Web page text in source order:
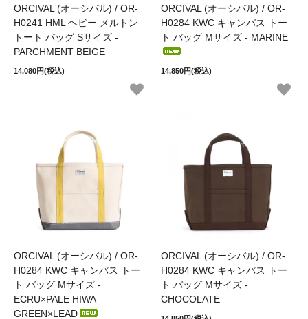
ORCIVAL (オーシバル) / OR-
H0241 HML ヘビー メルトン
トート バッグ Sサイズ -
PARCHMENT BEIGE
14,080円(税込)
ORCIVAL (オーシバル) / OR-
H0284 KWC キャンバス トー
ト バッグ Mサイズ - MARINE
14,850円(税込)
ORCIVAL (オーシバル) / OR-
H0284 KWC キャンバス トー
ト バッグ Mサイズ -
ECRU×PALE HIWA
GREEN×LEAD
ORCIVAL (オーシバル) / OR-
H0284 KWC キャンバス トー
ト バッグ Mサイズ -
CHOCOLATE